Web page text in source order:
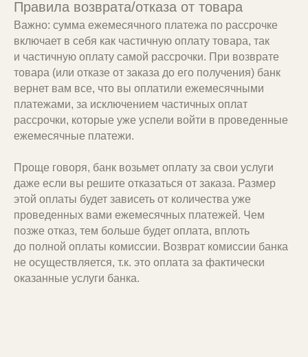
Правила возврата/отказа от товара
Важно: сумма ежемесячного платежа по рассрочке
включает в себя как частичную оплату товара, так
и частичную оплату самой рассрочки. При возврате
товара (или отказе от заказа до его получения) банк
вернет вам все, что вы оплатили ежемесячными
платежами, за исключением частичных оплат
рассрочки, которые уже успели войти в проведенные
ежемесячные платежи.
Проще говоря, банк возьмет оплату за свои услуги
даже если вы решите отказаться от заказа. Размер
этой оплаты будет зависеть от количества уже
проведенных вами ежемесячных платежей. Чем
позже отказ, тем больше будет оплата, вплоть
до полной оплаты комиссии. Возврат комиссии банка
не осуществляется, т.к. это оплата за фактически
оказанные услуги банка.
Коробки дополнительно
защищены жесткими уголками
коробки
Мы упаковываем мебель в несколько
коробок, удобных по габаритам и весу
для перевозки в обычном багажнике
и самостоятельному подъему
на пассажирском лифте или
по лестнице
Прочные защитные уголки обеспечивают